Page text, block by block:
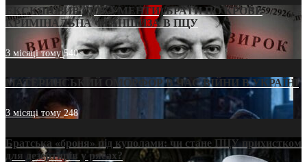
ЕКСКЛЮЗИВ (ДОКУМЕНТИ)/БРАТИ ПО КРОВІ:
КРИМІНАЛЬНА ФРАНШИЗА В ПЦУ
3 місяці тому540
МАТЕРИНСЬКИЙ ОМОРФОР В ЧАС ВІЙНИ В УКРАЇНІ
3 місяці тому248
Братська «броня» під куполами: чи стане ПЦУ прихистком
для дезертирів у рясах?